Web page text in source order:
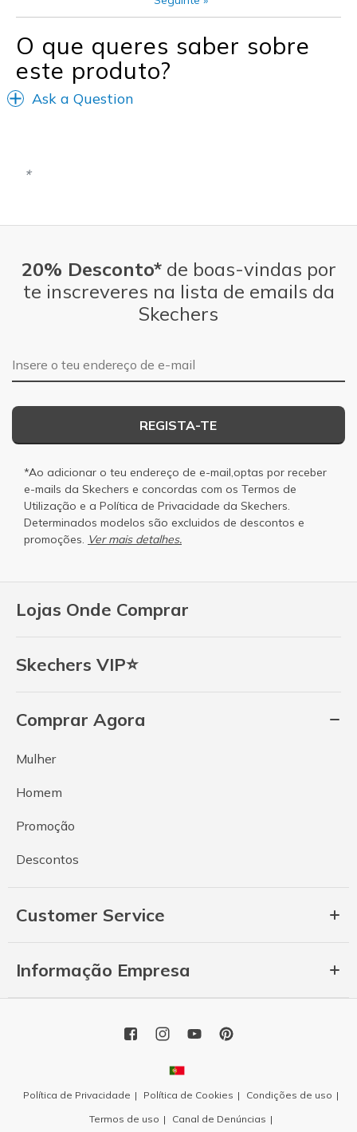
Sizing
Feels true to size
View On Shoes
I'm Into Shoes
O que queres saber sobre
este produto?
Ask a Question
Lojas Onde Comprar
Skechers VIP⭐
Comprar Agora
Mulher
Homem
Promoção
Descontos
Customer Service
Informação Empresa
20% Desconto*de boas-vindas por
te inscreveres na lista de emails da
Skechers
Endereço de e-mail
REGISTA-TE
*Ao adicionar o teu endereço de e-mail,optas por receber
e-mails da Skechers e concordas com os Termos de
Utilização e a Política de Privacidade da Skechers.
Determinados modelos são excluidos de descontos e
promoções. Ver mais detalhes.
Política de Privacidade Política de Cookies
Condições de uso
Termos de uso
Canal de Denúncias